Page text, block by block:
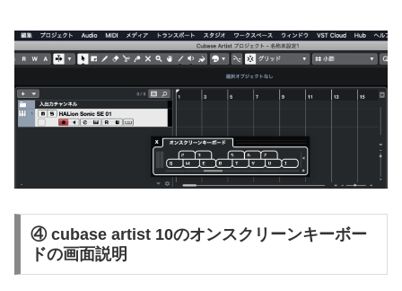
④ cubase artist 10のオンスクリーンキーボー
ドの画面説明